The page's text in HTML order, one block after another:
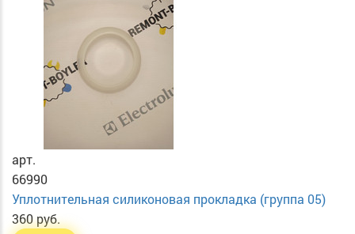
арт.
66990
Уплотнительная силиконовая прокладка (группа 05)
360 руб.